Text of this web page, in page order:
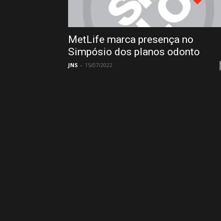
MetLife marca presença no
Simpósio dos planos odonto
JNS - 15/07/2022